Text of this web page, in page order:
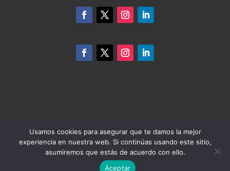
Soluciones MG| © Copyrigh 2022 | Desing by
Dinacomputo S.A.S.
Usamos cookies para asegurar que te damos la mejor
experiencia en nuestra web. Si continúas usando este sitio,
asumiremos que estás de acuerdo con ello.
Aceptar